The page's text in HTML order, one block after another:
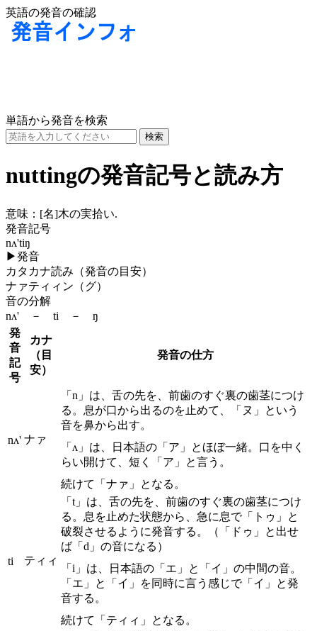
英語の発音の確認
単語から発音を検索
nuttingの発音記号と読み方
意味： [名]木の実拾い.
発音記号
nʌ'tiŋ
▶発音
カタカナ読み（発音の目安）
ナァティィン（グ）
音の分解
nʌ' － ti － ŋ
発
音
記
号
カナ
（目
安）
発音の仕方
nʌ' ナァ
「n」は、舌の先を、前歯のすぐ裏の歯茎につけ
る。息が口から出るのを止めて、「ヌ」という
音を鼻から出す。
「ʌ」は、日本語の「ア」とほぼ一緒。口を中く
らい開けて、短く「ア」と言う。
続けて「ナァ」となる。
ti ティィ
「t」は、舌の先を、前歯のすぐ裏の歯茎につけ
る。息を止めた状態から、急に息で「トゥ」と
破裂させるように発音する。（「ドゥ」と出せ
ば「d」の音になる）
「i」は、日本語の「エ」と「イ」の中間の音。
「エ」と「イ」を同時に言う感じで「イ」と発
音する。
続けて「ティィ」となる。